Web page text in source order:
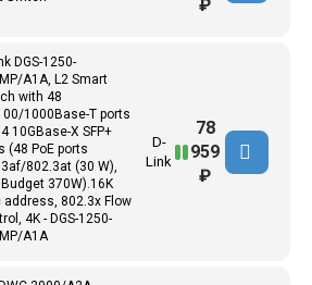
₽
DGS-1250-
A1A, L2 Smart
with 48
1000Base-T ports
10GBase-X SFP+
(48 PoE ports
802.3at (30 W),
Budget 370W).16K
address, 802.3x Flow
4K - DGS-1250-
A1A
D-
Link
78
959
₽